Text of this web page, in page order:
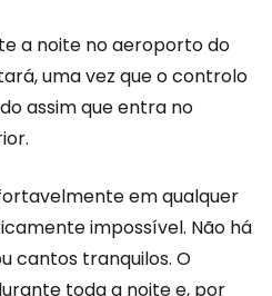
a noite no aeroporto do
uma vez que o controlo
assim que entra no
em qualquer
impossível. Não há
cantos tranquilos. O
toda a noite e, por